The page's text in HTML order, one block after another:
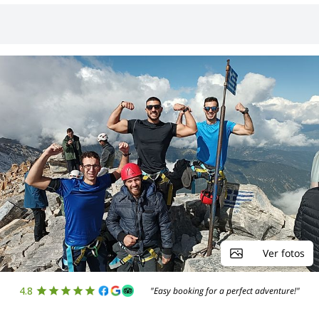
Ver fotos
4.8 "Easy booking for a perfect adventure!"